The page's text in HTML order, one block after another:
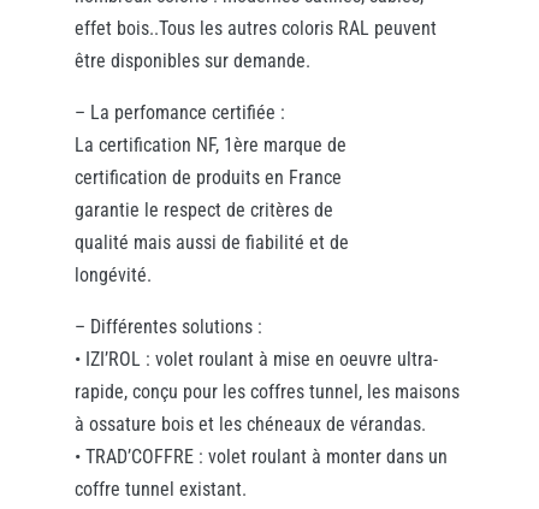
effet bois..Tous les autres coloris RAL peuvent
être disponibles sur demande.
– La perfomance certifiée :
La certification NF, 1ère marque de
certification de produits en France
garantie le respect de critères de
qualité mais aussi de fiabilité et de
longévité.
– Différentes solutions :
• IZI’ROL : volet roulant à mise en oeuvre ultra-
rapide, conçu pour les coffres tunnel, les maisons
à ossature bois et les chéneaux de vérandas.
• TRAD’COFFRE : volet roulant à monter dans un
coffre tunnel existant.